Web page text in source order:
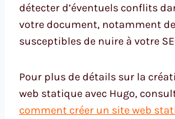
détecter d’éventuels conflits
votre document, notamment
susceptibles de nuire à votre
Pour plus de détails sur la
web statique avec Hugo,
comment créer un site web